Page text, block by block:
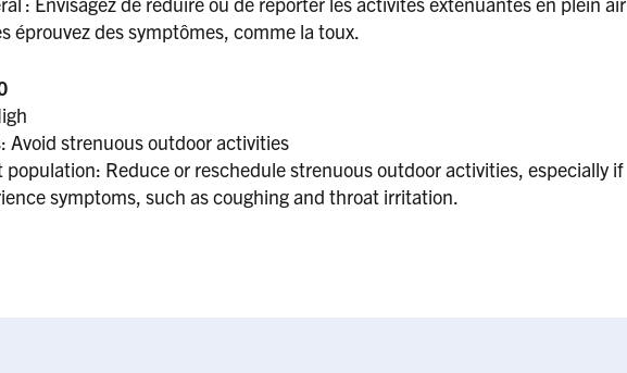
éprouvez des symptômes, comme la toux.
Avoid strenuous outdoor activities
population: Reduce or reschedule strenuous outdoor activities, especially if
symptoms, such as coughing and throat irritation.